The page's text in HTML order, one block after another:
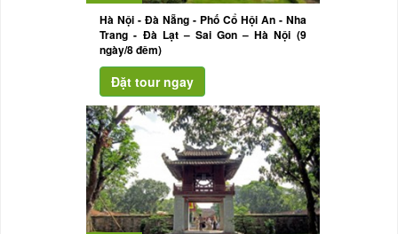
Hà Nội - Đà Nẵng - Phố Cổ Hội An - Nha
Trang - Đà Lạt – Sai Gon – Hà Nội (9
ngày/8 đêm)